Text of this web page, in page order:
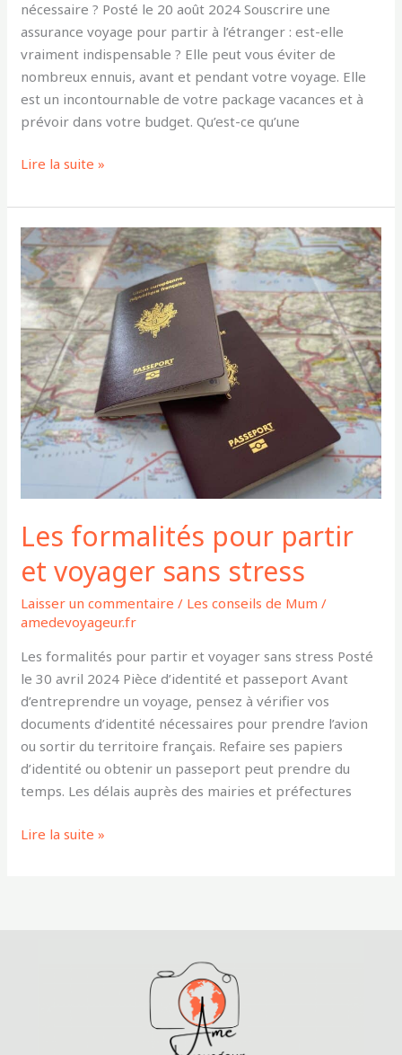
nécessaire ? Posté le 20 août 2024 Souscrire une
assurance voyage pour partir à l’étranger : est-elle
vraiment indispensable ? Elle peut vous éviter de
nombreux ennuis, avant et pendant votre voyage. Elle
est un incontournable de votre package vacances et à
prévoir dans votre budget. Qu’est-ce qu’une
Lire la suite »
Les formalités pour partir
et voyager sans stress
Laisser un commentaire / Les conseils de Mum /
amedevoyageur.fr
Les formalités pour partir et voyager sans stress Posté
le 30 avril 2024 Pièce d’identité et passeport Avant
d’entreprendre un voyage, pensez à vérifier vos
documents d’identité nécessaires pour prendre l’avion
ou sortir du territoire français. Refaire ses papiers
d’identité ou obtenir un passeport peut prendre du
temps. Les délais auprès des mairies et préfectures
Les
formalités
pour
partir
et
voyager
sans
stress
Lire la suite »